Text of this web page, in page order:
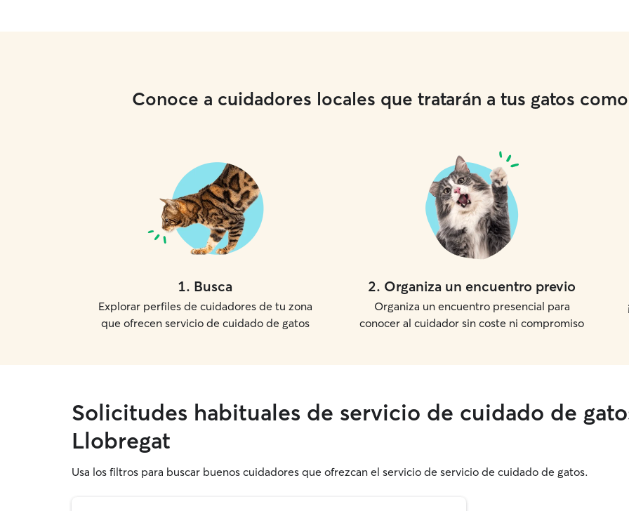
más
Conoce a cuidadores locales que tratarán a tus gatos
1. Busca
Explorar perfiles de cuidadores de tu zona
que ofrecen servicio de cuidado de gatos
2. Organiza un encuentro previo
Organiza un encuentro presencial para
conocer al cuidador sin coste ni compromiso
Solicitudes habituales de servicio de cuidado de
Llobregat
Usa los filtros para buscar buenos cuidadores que ofrezcan el servicio de servicio de cuidado de gatos.